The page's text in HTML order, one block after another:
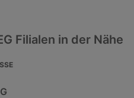
Filialen in der Nähe